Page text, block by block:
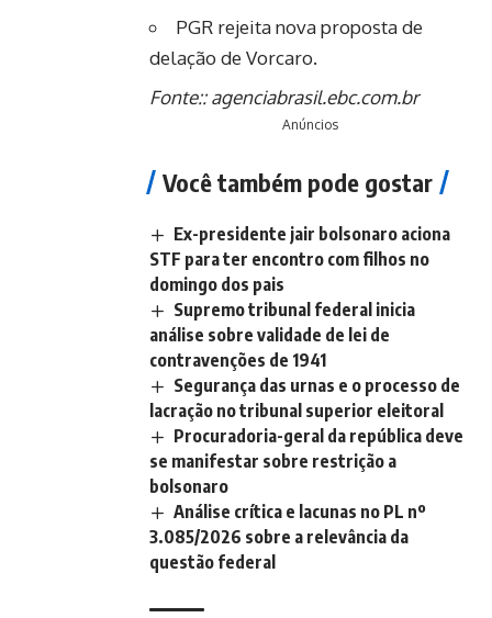
PGR rejeita nova proposta de
delação de Vorcaro.
Fonte::agenciabrasil.ebc.com.br
Anúncios
Você também pode gostar
Ex-presidente jair bolsonaro aciona
STF para ter encontro com filhos no
domingo dos pais
Supremo tribunal federal inicia
análise sobre validade de lei de
contravenções de 1941
Segurança das urnas e o processo de
lacração no tribunal superior eleitoral
Procuradoria-geral da república deve
se manifestar sobre restrição a
bolsonaro
Análise crítica e lacunas no PL nº
3.085/2026 sobre a relevância da
questão federal